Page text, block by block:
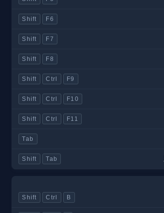
Shift F6
Shift F7
Shift F8
Shift Ctrl F9
Shift Ctrl F10
Shift Ctrl F11
Tab
Shift Tab
Shift Ctrl B